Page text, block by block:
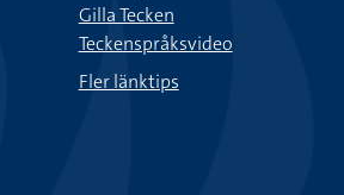
Gilla Tecken
Teckenspråksvideo
Fler länktips